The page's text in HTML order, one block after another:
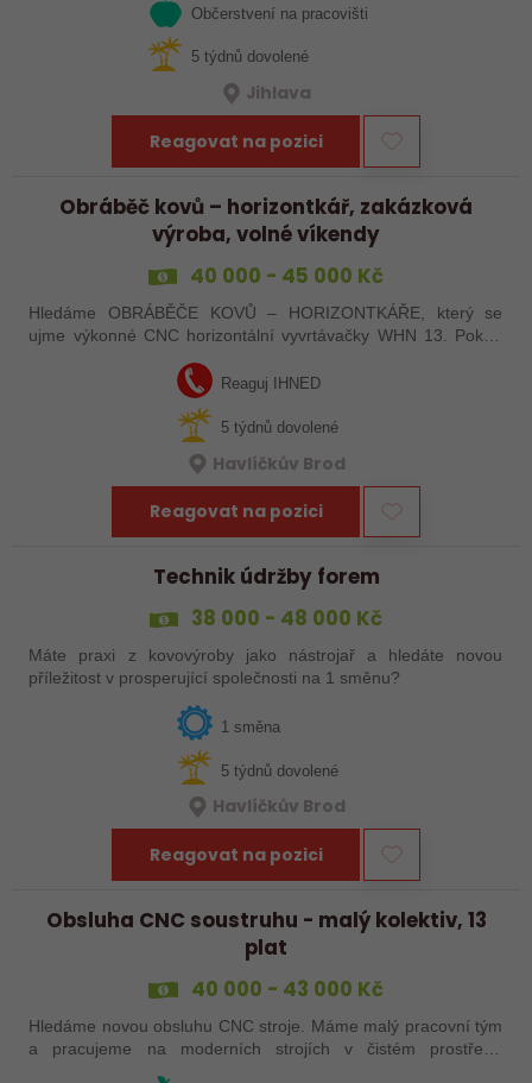
Občerstvení na pracovišti
5 týdnů dovolené
Jihlava
Reagovat na pozici
Obráběč kovů – horizontkář, zakázková
výroba, volné víkendy
40 000 - 45 000 Kč
Hledáme OBRÁBĚČE KOVŮ – HORIZONTKÁŘE, který se
ujme výkonné CNC horizontální vyvrtávačky WHN 13. Pokud
Heindenhain, tak jste pro nás ideální kandidát…
Reaguj IHNED
5 týdnů dovolené
Havlíčkův Brod
Reagovat na pozici
Technik údržby forem
38 000 - 48 000 Kč
Máte praxi z kovovýroby jako nástrojař a hledáte novou
příležitost v prosperující společnosti na 1 směnu?
1 směna
5 týdnů dovolené
Havlíčkův Brod
Reagovat na pozici
Obsluha CNC soustruhu - malý kolektiv, 13
plat
40 000 - 43 000 Kč
Hledáme novou obsluhu CNC stroje. Máme malý pracovní tým
a pracujeme na moderních strojích v čistém prostředí.